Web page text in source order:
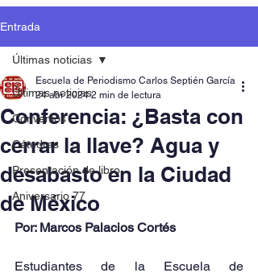
Entrada
Últimas noticias
Convenios
Cátedras
Presentación de libro
Aniversario 77
Últimas noticias
Conferencia: ¿Basta con
cerrar la llave? Agua y
desabasto en la Ciudad
de México
Escuela de Periodismo Carlos Septién García
24 abr 2024 2 min de lectura
Por: Marcos Palacios Cortés
Estudiantes de la Escuela de